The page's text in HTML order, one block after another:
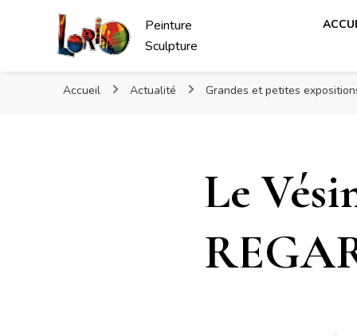
Peinture
Sculpture
Accueil Actualité Grandes et petites
Le